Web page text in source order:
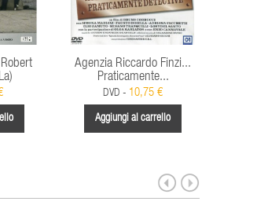
Agenzia Riccardo Finzi...
Praticamente...
DVD - 10,75 €
Aggiungi al carrello